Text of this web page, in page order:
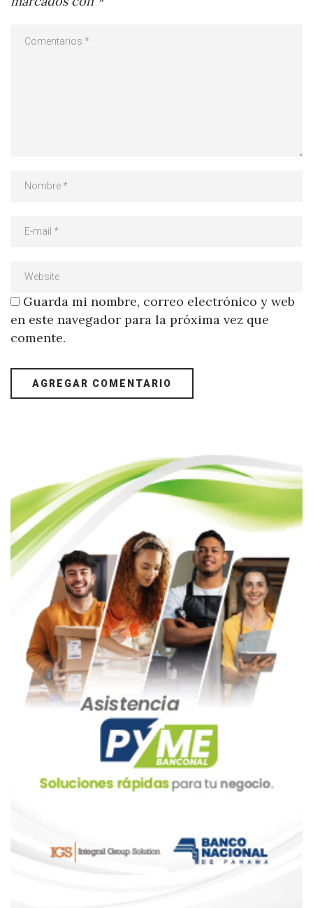
Guarda mi nombre, correo electrónico y web
en este navegador para la próxima vez que
comente.